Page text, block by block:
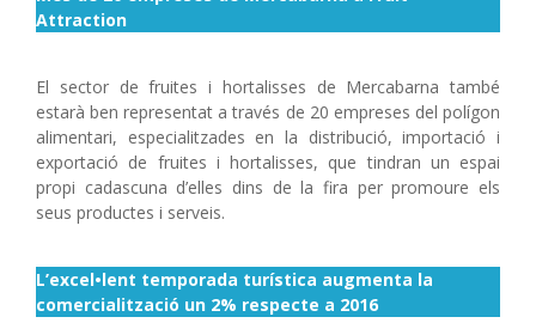
Attraction
El sector de fruites i hortalisses de Mercabarna també
estarà ben representat a través de 20 empreses del polígon
alimentari, especialitzades en la distribució, importació i
exportació de fruites i hortalisses, que tindran un espai
propi cadascuna d’elles dins de la fira per promoure els
seus productes i serveis.
L’excel•lent temporada turística augmenta la
comercialització un 2% respecte a 2016